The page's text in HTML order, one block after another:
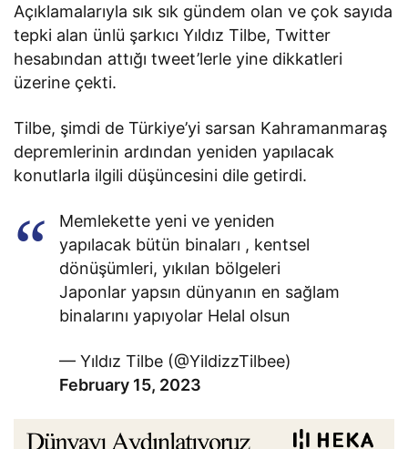
Açıklamalarıyla sık sık gündem olan ve çok sayıda
tepki alan ünlü şarkıcı Yıldız Tilbe, Twitter
hesabından attığı tweet’lerle yine dikkatleri
üzerine çekti.
Tilbe, şimdi de Türkiye’yi sarsan Kahramanmaraş
depremlerinin ardından yeniden yapılacak
konutlarla ilgili düşüncesini dile getirdi.
Memlekette yeni ve yeniden
yapılacak bütün binaları , kentsel
dönüşümleri, yıkılan bölgeleri
Japonlar yapsın dünyanın en sağlam
binalarını yapıyolar Helal olsun
— Yıldız Tilbe (@YildizzTilbee)
February 15, 2023